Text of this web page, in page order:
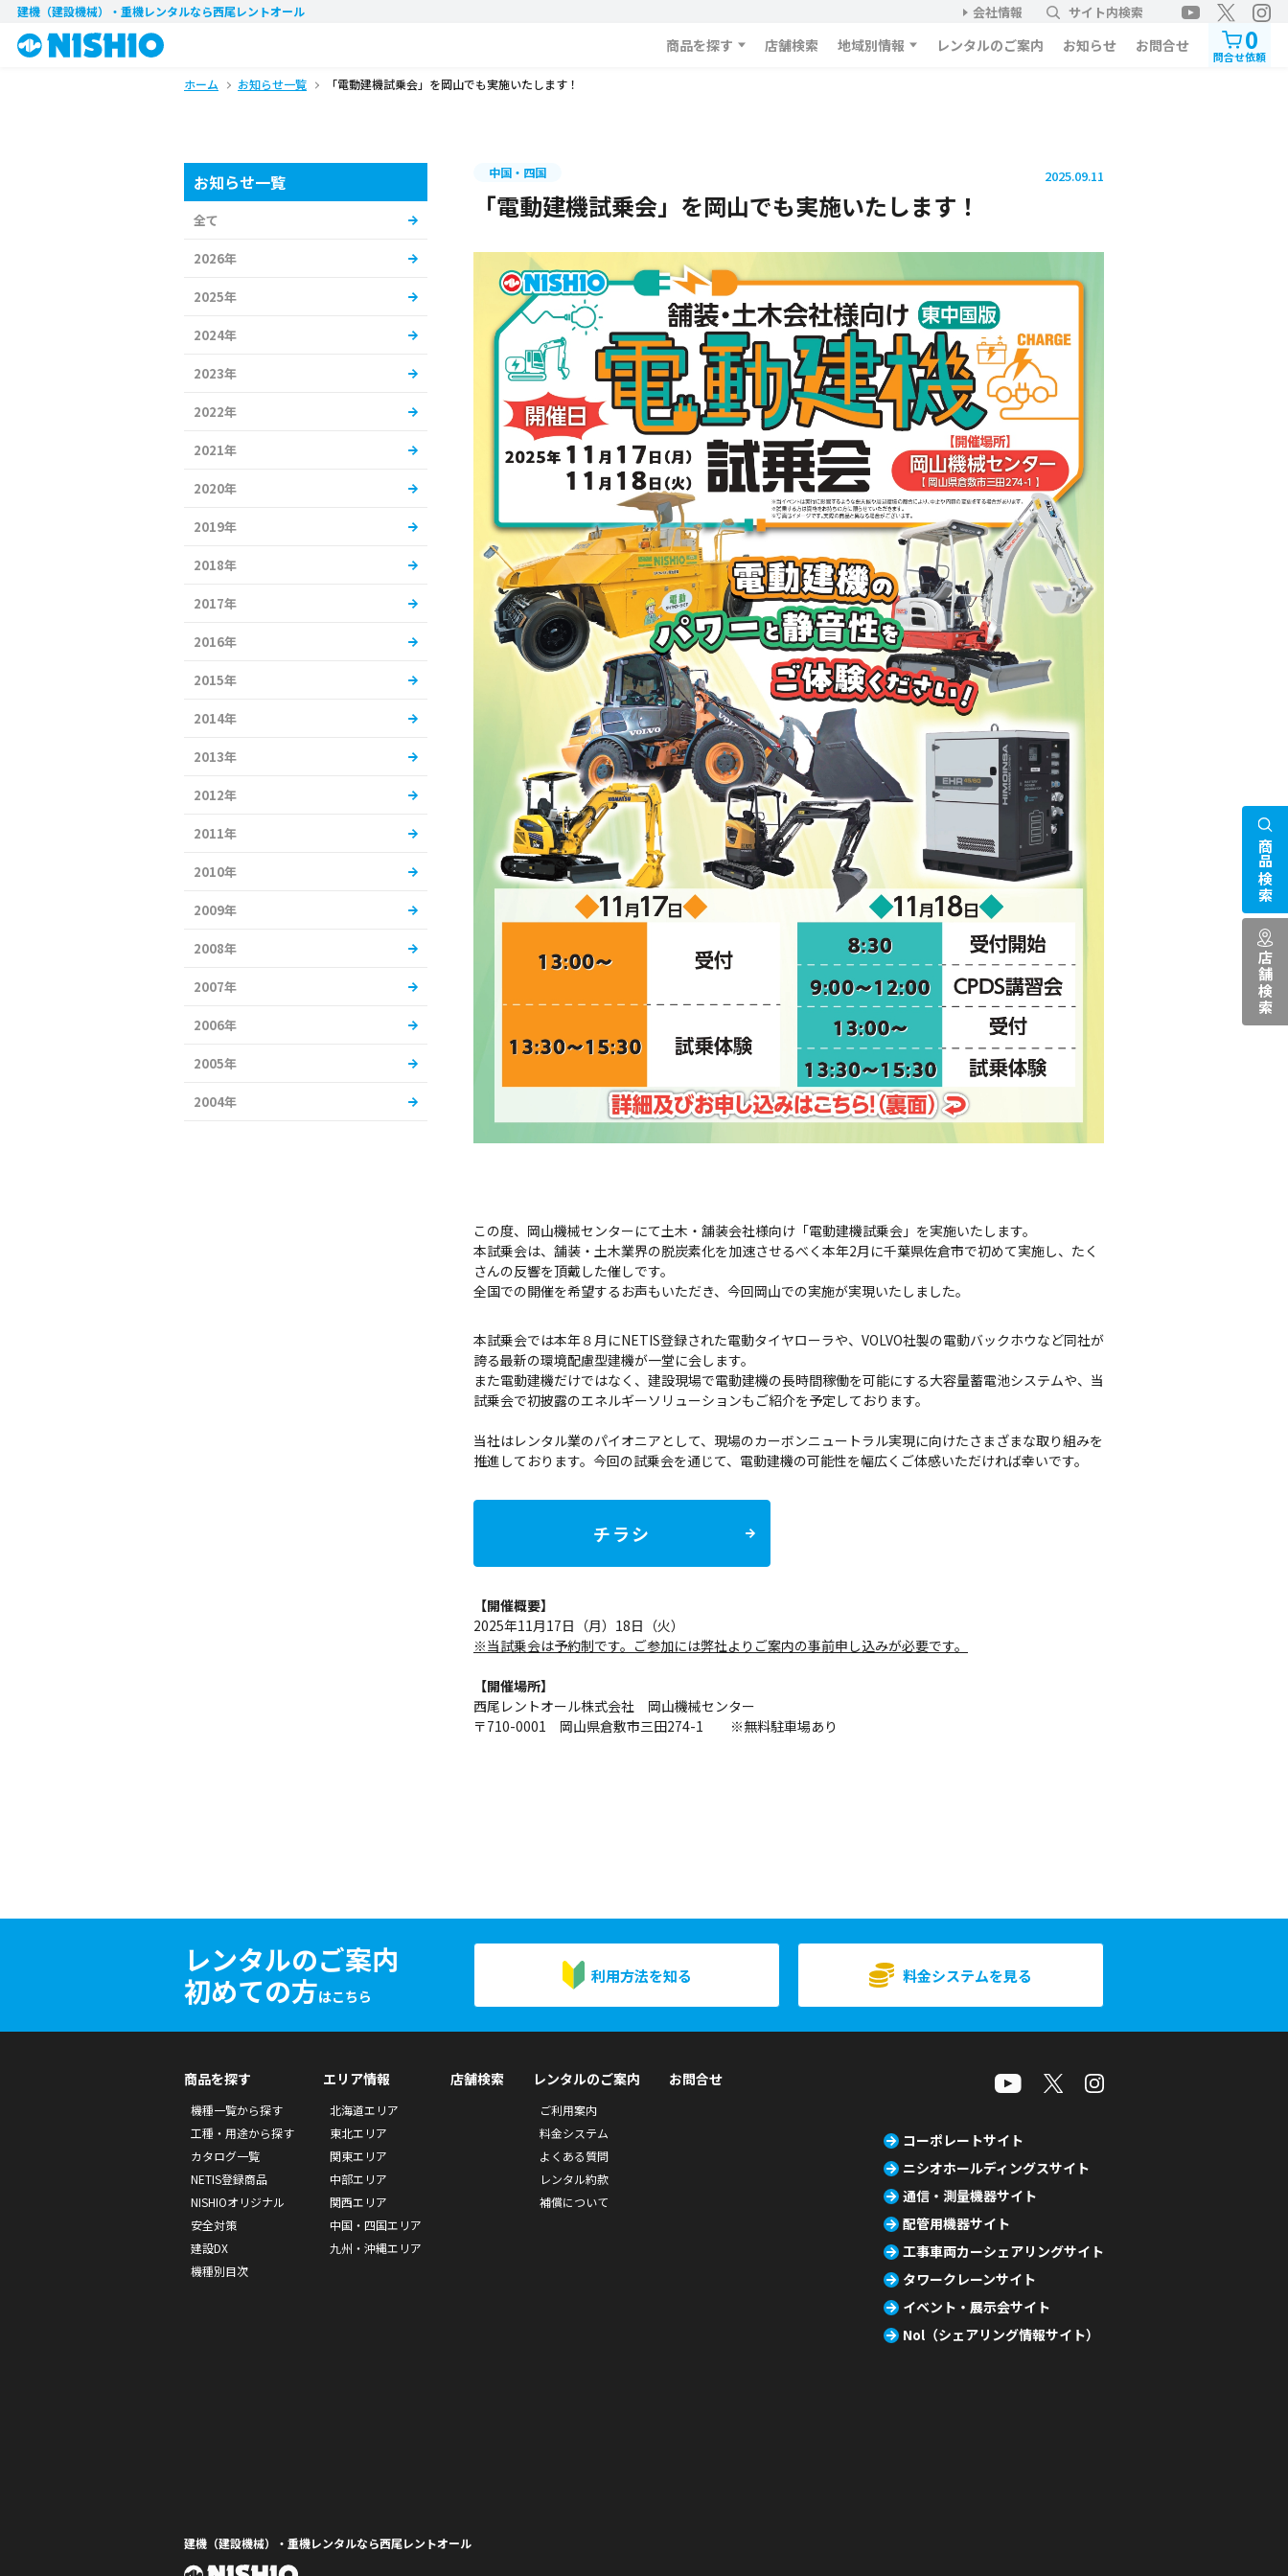
建機（建設機械）・重機レンタルなら西尾レントオール 会社情報 サイト内検索
商品を探す 店舗検索 地域別情報 レンタルのご案内 お知らせ お問合せ 0
問合せ依頼
ホーム お知らせ一覧 「電動建機試乗会」を岡山でも実施いたします！
中国・四国 2025.09.11
「電動建機試乗会」を岡山でも実施いたします！
この度、岡山機械センターにて土木・舗装会社様向け「電動建機試乗会」を実施いたします。
本試乗会は、舗装・土木業界の脱炭素化を加速させるべく本年2月に千葉県佐倉市で初めて実施し、たく
さんの反響を頂戴した催しです。
全国での開催を希望するお声もいただき、今回岡山での実施が実現いたしました。
本試乗会では本年８月にNETIS登録された電動タイヤローラや、VOLVO社製の電動バックホウなど同社が
誇る最新の環境配慮型建機が一堂に会します。
また電動建機だけではなく、建設現場で電動建機の長時間稼働を可能にする大容量蓄電池システムや、当
試乗会で初披露のエネルギーソリューションもご紹介を予定しております。
当社はレンタル業のパイオニアとして、現場のカーボンニュートラル実現に向けたさまざまな取り組みを
推進しております。今回の試乗会を通じて、電動建機の可能性を幅広くご体感いただければ幸いです。
チラシ
【開催概要】
2025年11月17日（月）18日（火）
※当試乗会は予約制です。ご参加には弊社よりご案内の事前申し込みが必要です。
【開催場所】
西尾レントオール株式会社 岡山機械センター
〒710-0001 岡山県倉敷市三田274-1 ※無料駐車場あり
お知らせ一覧
全て
2026年
2025年
2024年
2023年
2022年
2021年
2020年
2019年
2018年
2017年
2016年
2015年
2014年
2013年
2012年
2011年
2010年
2009年
2008年
2007年
2006年
2005年
2004年
レンタルのご案内
初めての方はこちら
利用方法を知る 料金システムを見る
商品検索
店舗検索
商品を探す
機種一覧から探す
工種・用途から探す
カタログ一覧
NETIS登録商品
NISHIOオリジナル
安全対策
建設DX
機種別目次
エリア情報
北海道エリア
東北エリア
関東エリア
中部エリア
関西エリア
中国・四国エリア
九州・沖縄エリア
店舗検索 レンタルのご案内
ご利用案内
料金システム
よくある質問
レンタル約款
補償について
お問合せ
コーポレートサイト
ニシオホールディングスサイト
通信・測量機器サイト
配管用機器サイト
工事車両カーシェアリングサイト
タワークレーンサイト
イベント・展示会サイト
Nol（シェアリング情報サイト）
建機（建設機械）・重機レンタルなら西尾レントオール